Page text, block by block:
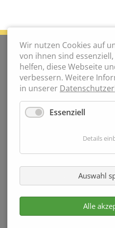
KONTAKT
Weinhof Kaiser
Am Ring 4
3131 Wetzmannsthal
Telefon:+43 2782 858 19
Mobil:+43 664 734 98 804
Zahlung und Versand
Mein Einkauf
Wir nutzen Cookies auf
von ihnen sind
helfen, diese Webseite
verbessern. Weitere
in unserer
Essenziell
Details
Auswahl
Alle